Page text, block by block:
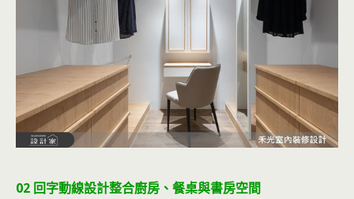
02 回字動線設計整合廚房、餐桌與書房空間